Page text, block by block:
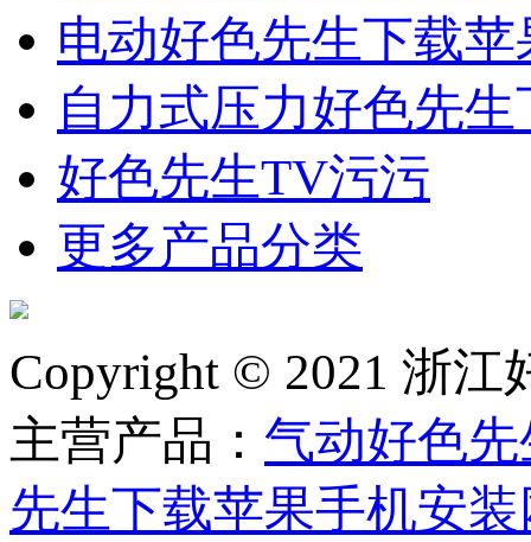
电动好色先生下载
自力式压力好色先
好色先生TV污污
更多产品分类
Copyright © 2021 浙
主营产品： 气动好色
先生下载苹果手机安